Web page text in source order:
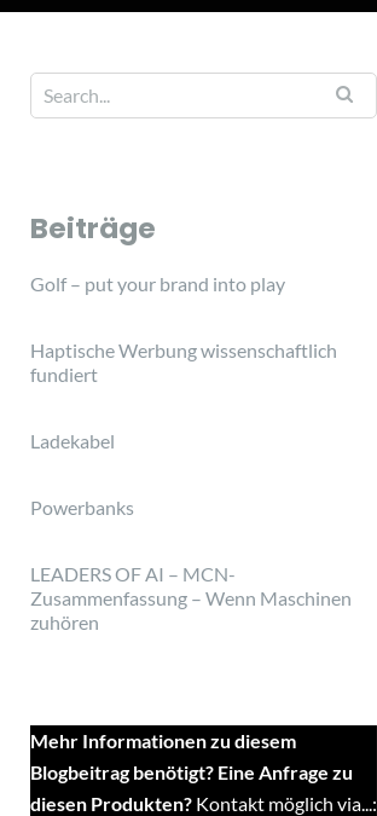
Beiträge
Golf – put your brand into play
Haptische Werbung wissenschaftlich
fundiert
Ladekabel
Powerbanks
LEADERS OF AI – MCN-
Zusammenfassung – Wenn Maschinen
zuhören
Mehr Informationen zu diesem
Blogbeitrag benötigt? Eine Anfrage zu
diesen Produkten? Kontakt möglich via...: